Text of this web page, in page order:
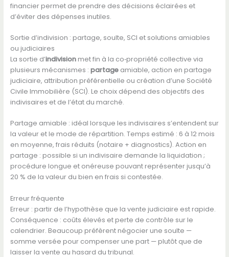
financier permet de prendre des décisions éclairées et
d’éviter des dépenses inutiles.
Sortie d’indivision : partage, soulte, SCI et solutions amiables
ou judiciaires
La sortie d’indivisionmet fin à la co‑propriété collective via
plusieurs mécanismes : partageamiable, action en partage
judiciaire, attribution préférentielle ou création d’une Société
Civile Immobilière (SCI). Le choix dépend des objectifs des
indivisaires et de l’état du marché.
Partage amiable : idéal lorsque les indivisaires s’entendent sur
la valeur et le mode de répartition. Temps estimé : 6 à 12 mois
en moyenne, frais réduits (notaire + diagnostics). Action en
partage : possible si un indivisaire demande la liquidation ;
procédure longue et onéreuse pouvant représenter jusqu’à
20 % de la valeur du bien en frais si contestée.
Erreur fréquente
Erreur : partir de l’hypothèse que la vente judiciaire est rapide.
Conséquence : coûts élevés et perte de contrôle sur le
calendrier. Beaucoup préfèrent négocier une soulte —
somme versée pour compenser une part — plutôt que de
laisser la vente au hasard du tribunal.